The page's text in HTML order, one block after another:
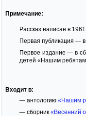
Примечание:
Рассказ написан в 1961
Первая публикация — в
Первое издание — в
детей «Нашим
Входит в:
— антологию «Нашим
— сборник «Весенний